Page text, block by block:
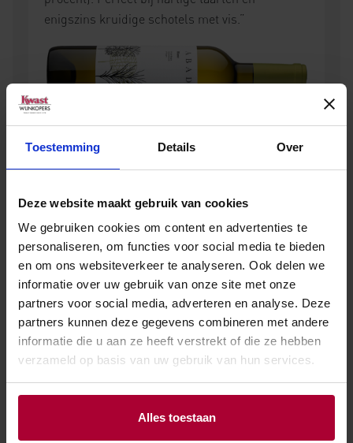
Toestemming Details Over
Deze website maakt gebruik van cookies
We gebruiken cookies om content en advertenties te
personaliseren, om functies voor social media te bieden
en om ons websiteverkeer te analyseren. Ook delen we
informatie over uw gebruik van onze site met onze
partners voor social media, adverteren en analyse. Deze
partners kunnen deze gegevens combineren met andere
informatie die u aan ze heeft verstrekt of die ze hebben
verzameld op basis van uw gebruik van hun services.
Alles toestaan
enigszins kruidige schotels met vis.”
Klik hier
voor informatie
en voor de
verkoopadressen.